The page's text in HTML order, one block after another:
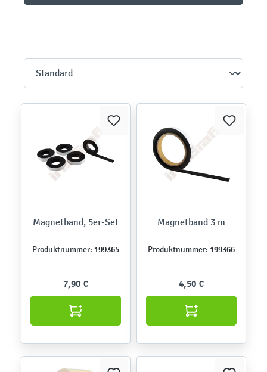
Magnetband, 5er-Set
Produktnummer: 199365
7,90 €
Magnetband 3 m
Produktnummer: 199366
4,50 €